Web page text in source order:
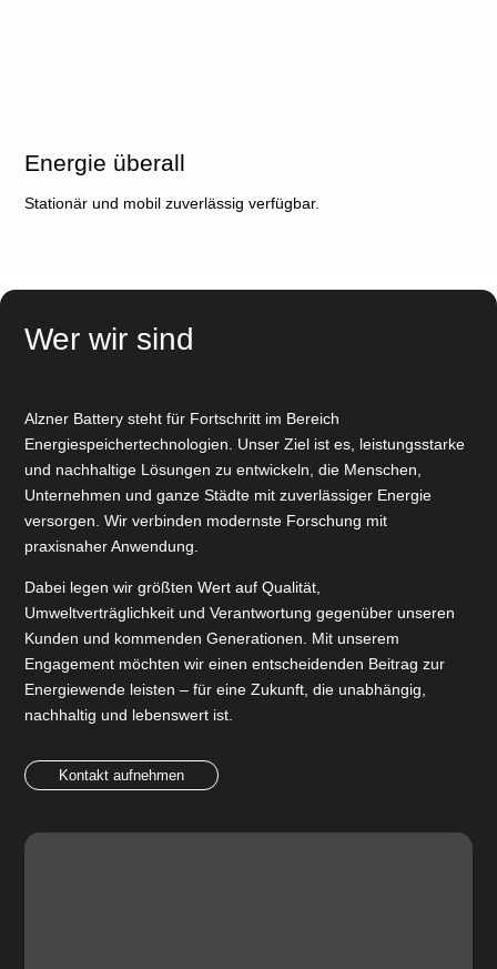
Energie überall
Stationär und mobil zuverlässig verfügbar.
Wer wir sind
Alzner Battery steht für Fortschritt im Bereich
Energiespeichertechnologien. Unser Ziel ist es, leistungsstarke
und nachhaltige Lösungen zu entwickeln, die Menschen,
Unternehmen und ganze Städte mit zuverlässiger Energie
versorgen. Wir verbinden modernste Forschung mit
praxisnaher Anwendung.
Dabei legen wir größten Wert auf Qualität,
Umweltverträglichkeit und Verantwortung gegenüber unseren
Kunden und kommenden Generationen. Mit unserem
Engagement möchten wir einen entscheidenden Beitrag zur
Energiewende leisten – für eine Zukunft, die unabhängig,
nachhaltig und lebenswert ist.
Kontakt aufnehmen